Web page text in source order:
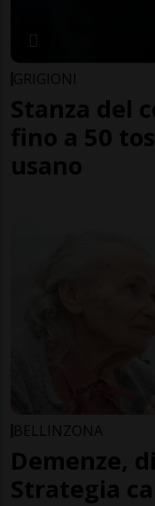
GRIGIONI
Stanza del
fino a 50
usano
BELLINZONA
Demenze,
Strategia